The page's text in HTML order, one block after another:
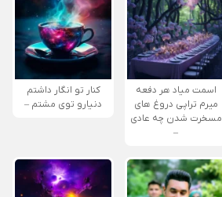
اسمت میاد هر دفعه
میرم تراپی دروغ‌ های
مسخرت شدن چه عادی
–
کنار تو انگار داشتم
دنیارو توی مشتم –